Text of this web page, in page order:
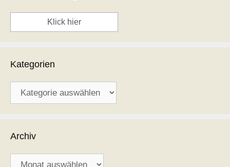
Klick hier
Kategorien
Archiv